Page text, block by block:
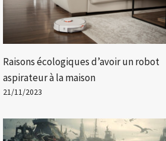
Non, l’éruption du volcan
Nevado del Ruiz n’est pas
« imminente » comme le
prétendent les réseaux
ParLucille 04/04/2023
Raisons écologiques d’avoir un robot
aspirateur à la maison
21/11/2023